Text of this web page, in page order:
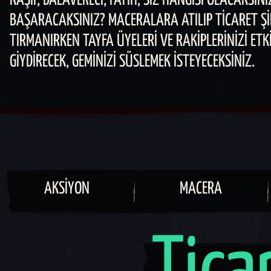
BAŞARACAKSINIZ? MACERALARA ATILIP TICARET
TIRMANIRKEN TAYFA ÜYELERI VE RAKIPLERINIZI
GIYDIRECEK, GEMINIZI SÜSLEMEK ISTEYECEKSINIZ.
AKSIYON MACERA